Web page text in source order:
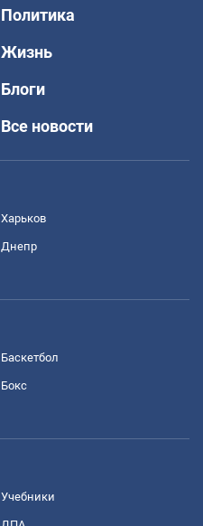
Политика
Жизнь
Блоги
Все новости
Харьков
Днепр
Баскетбол
Бокс
Учебники